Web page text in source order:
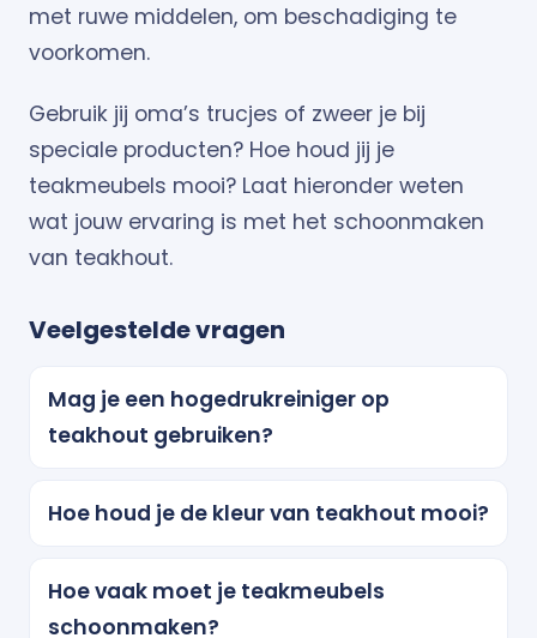
met ruwe middelen, om beschadiging te
voorkomen.
Gebruik jij oma’s trucjes of zweer je bij
speciale producten? Hoe houd jij je
teakmeubels mooi? Laat hieronder weten
wat jouw ervaring is met het schoonmaken
van teakhout.
Veelgestelde vragen
Mag je een hogedrukreiniger op
teakhout gebruiken?
Hoe houd je de kleur van teakhout mooi?
Hoe vaak moet je teakmeubels
schoonmaken?